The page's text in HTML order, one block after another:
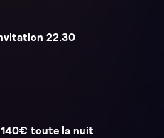
22.30
140€ toute la nuit